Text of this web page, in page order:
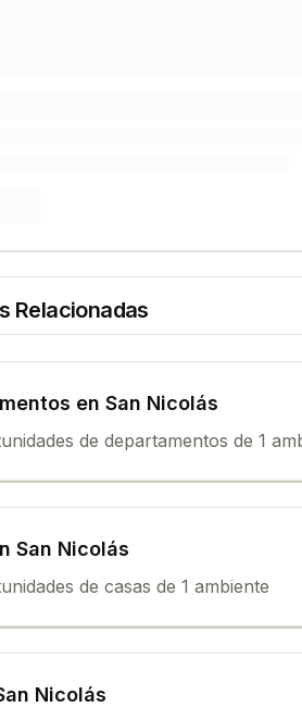
Relacionadas
s en San Nicolás
de departamentos de 1
San Nicolás
de casas de 1 ambiente
Nicolás